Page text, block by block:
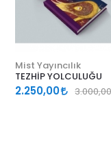
Mist Yayıncılık
TEZHİP YOLCULUĞU
2.250,00 3.000,00